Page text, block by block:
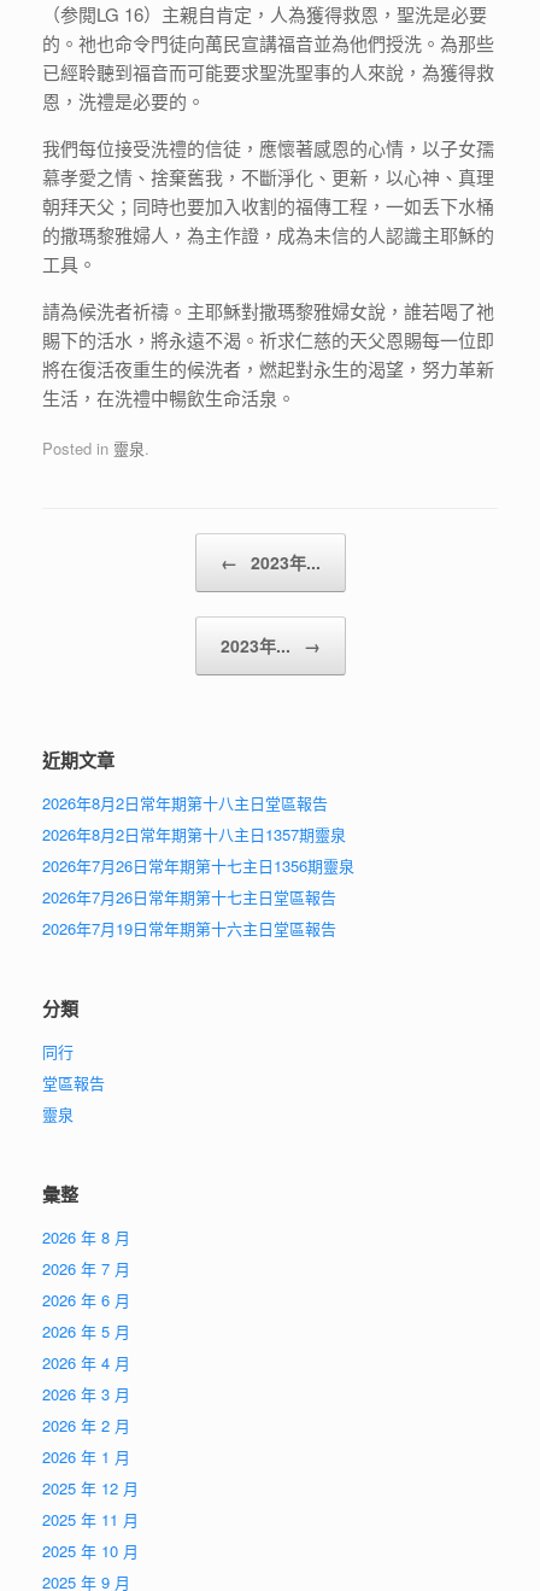
（参閲LG 16）主親自肯定，人為獲得救恩，聖洗是必要
的。祂也命令門徒向萬民宣講福音並為他們授洗。為那些
已經聆聽到福音而可能要求聖洗聖事的人來說，為獲得救
恩，洗禮是必要的。
我們每位接受洗禮的信徒，應懷著感恩的心情，以子女孺
慕孝愛之情、捨棄舊我，不斷淨化、更新，以心神、真理
朝拜天父；同時也要加入收割的福傳工程，一如丢下水桶
的撒瑪黎雅婦人，為主作證，成為未信的人認識主耶穌的
工具。
請為候洗者祈禱。主耶穌對撒瑪黎雅婦女說，誰若喝了祂
賜下的活水，將永遠不渴。祈求仁慈的天父恩賜每一位即
將在復活夜重生的候洗者，燃起對永生的渴望，努力革新
生活，在洗禮中暢飲生命活泉。
Posted in 靈泉.
Post navigation
← 2023年...
2023年... →
近期文章
2026年8月2日常年期第十八主日堂區報告
2026年8月2日常年期第十八主日1357期靈泉
2026年7月26日常年期第十七主日1356期靈泉
2026年7月26日常年期第十七主日堂區報告
2026年7月19日常年期第十六主日堂區報告
分類
同行
堂區報告
靈泉
彙整
2026 年 8 月
2026 年 7 月
2026 年 6 月
2026 年 5 月
2026 年 4 月
2026 年 3 月
2026 年 2 月
2026 年 1 月
2025 年 12 月
2025 年 11 月
2025 年 10 月
2025 年 9 月